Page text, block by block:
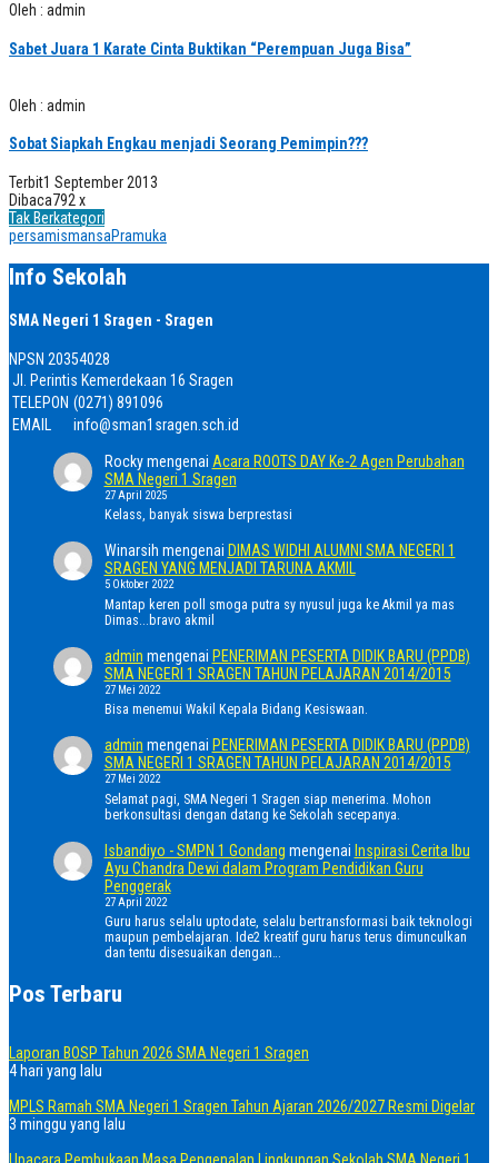
Oleh : admin
Sabet Juara 1 Karate Cinta Buktikan “Perempuan Juga Bisa”
Oleh : admin
Sobat Siapkah Engkau menjadi Seorang Pemimpin???
Terbit1 September 2013
Dibaca792 x
Tak Berkategori
persamismansaPramuka
Info Sekolah
SMA Negeri 1 Sragen - Sragen
NPSN 20354028
Jl. Perintis Kemerdekaan 16 Sragen
TELEPON (0271) 891096
EMAIL
info@sman1sragen.sch.id
Rockymengenai Acara ROOTS DAY Ke-2 Agen Perubahan
SMA Negeri 1 Sragen
27 April 2025
Kelass, banyak siswa berprestasi
Winarsih mengenai DIMAS WIDHI ALUMNI SMA NEGERI 1
SRAGEN YANG MENJADI TARUNA AKMIL
5 Oktober 2022
Mantap keren poll smoga putra sy nyusul juga ke Akmil ya mas
Dimas...bravo akmil
admin mengenai PENERIMAN PESERTA DIDIK BARU (PPDB)
SMA NEGERI 1 SRAGEN TAHUN PELAJARAN 2014/2015
27 Mei 2022
Bisa menemui Wakil Kepala Bidang Kesiswaan.
admin mengenai PENERIMAN PESERTA DIDIK BARU (PPDB)
SMA NEGERI 1 SRAGEN TAHUN PELAJARAN 2014/2015
27 Mei 2022
Selamat pagi, SMA Negeri 1 Sragen siap menerima. Mohon
berkonsultasi dengan datang ke Sekolah secepanya.
Isbandiyo - SMPN 1 Gondang mengenai Inspirasi Cerita Ibu
Ayu Chandra Dewi dalam Program Pendidikan Guru
Penggerak
27 April 2022
Guru harus selalu uptodate, selalu bertransformasi baik teknologi
maupun pembelajaran. Ide2 kreatif guru harus terus dimunculkan
dan tentu disesuaikan dengan…
Pos Terbaru
Laporan BOSP Tahun 2026 SMA Negeri 1 Sragen
4 hari yang lalu
MPLS Ramah SMA Negeri 1 Sragen Tahun Ajaran 2026/2027 Resmi Digelar
3 minggu yang lalu